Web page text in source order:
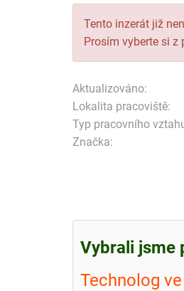
Tento inzerát již
Prosím vyberte si z
Aktualizováno:
Lokalita pracoviště:
Typ pracovního
Značka:
Vybrali jsme
Technolog